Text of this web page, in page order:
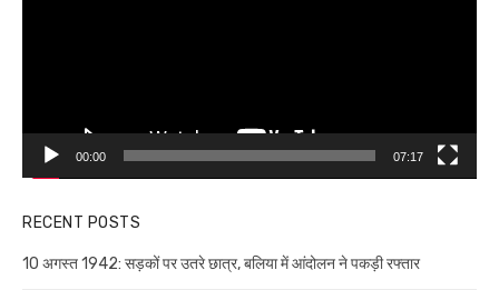
00:00 07:17
RECENT POSTS
10 अगस्त 1942: सड़कों पर उतरे छात्र, बलिया में आंदोलन ने पकड़ी रफ्तार